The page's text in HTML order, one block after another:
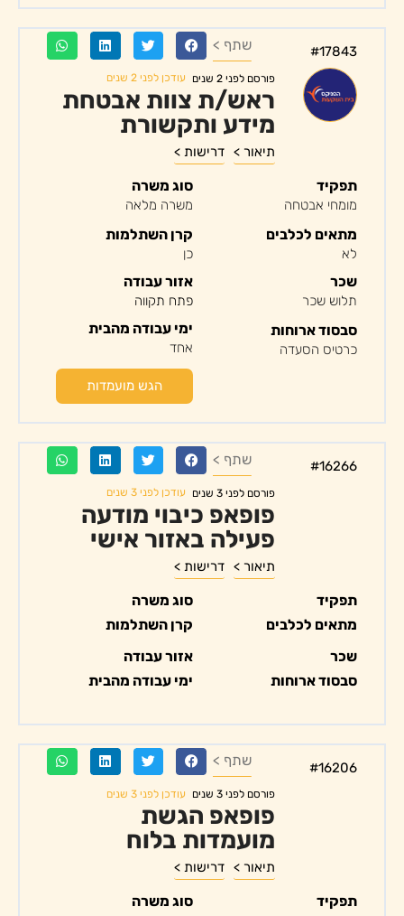
#17843 שתף >
פורסם לפני 2 שנים עודכן לפני 2 שנים
ראש/ת צוות אבטחת
מידע ותקשורת
תיאור > דרישות >
תפקיד
מומחי אבטחה
מתאים לכלבים
לא
סוג משרה
משרה מלאה
קרן השתלמות
כן
שכר
תלוש שכר
סבסוד ארוחות
כרטיס הסעדה
אזור עבודה
פתח תקווה
ימי עבודה מהבית
אחד
הגש מועמדות
#16266 שתף >
פורסם לפני 3 שנים עודכן לפני 3 שנים
פופאפ כיבוי מודעה
פעילה באזור אישי
תיאור > דרישות >
תפקיד
מתאים לכלבים
סוג משרה
קרן השתלמות
שכר
סבסוד ארוחות
אזור עבודה
ימי עבודה מהבית
#16206 שתף >
פורסם לפני 3 שנים עודכן לפני 3 שנים
פופאפ הגשת
מועמדות בלוח
תיאור > דרישות >
תפקיד
סוג משרה